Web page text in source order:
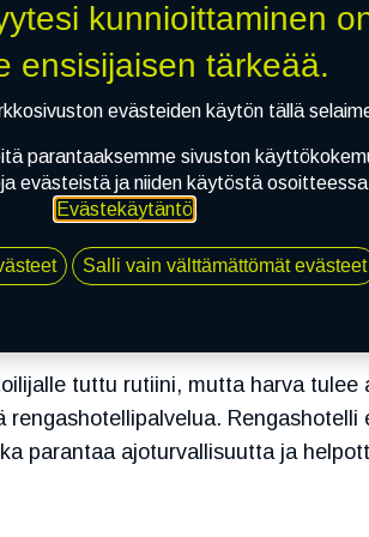
tuttu rutiini, mutta harva tulee
parantaa ajoturvallisuutta ja
kunnioittaminen
ensisijaisen tärkeää.
evästeiden käytön tällä
parantaaksemme sivuston
evästeistä ja niiden käytöstä osoitteessa
Evästekäytäntö.
Salli vain välttämättömät evästeet